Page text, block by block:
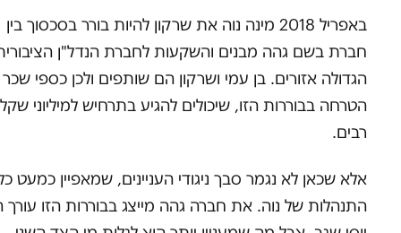
באפריל 2018 מינה נוה את שרקון להיות בורר בסכסוך בין
חברת בשם גהה מבנים והשקעות לחברת הנדל"ן
הגדולה אזורים. בן עמי ושרקון הם שותפים ולכן כספי שכר
הטרחה בבוררות הזו, שיכולים להגיע בתרחיש למיליוני
רבים.
אלא שכאן לא נגמר סבך ניגודי העניינים, שמאפיין כמעט
התנהלות של נוה. את חברה גהה מייצג בבוררות הזו עורך